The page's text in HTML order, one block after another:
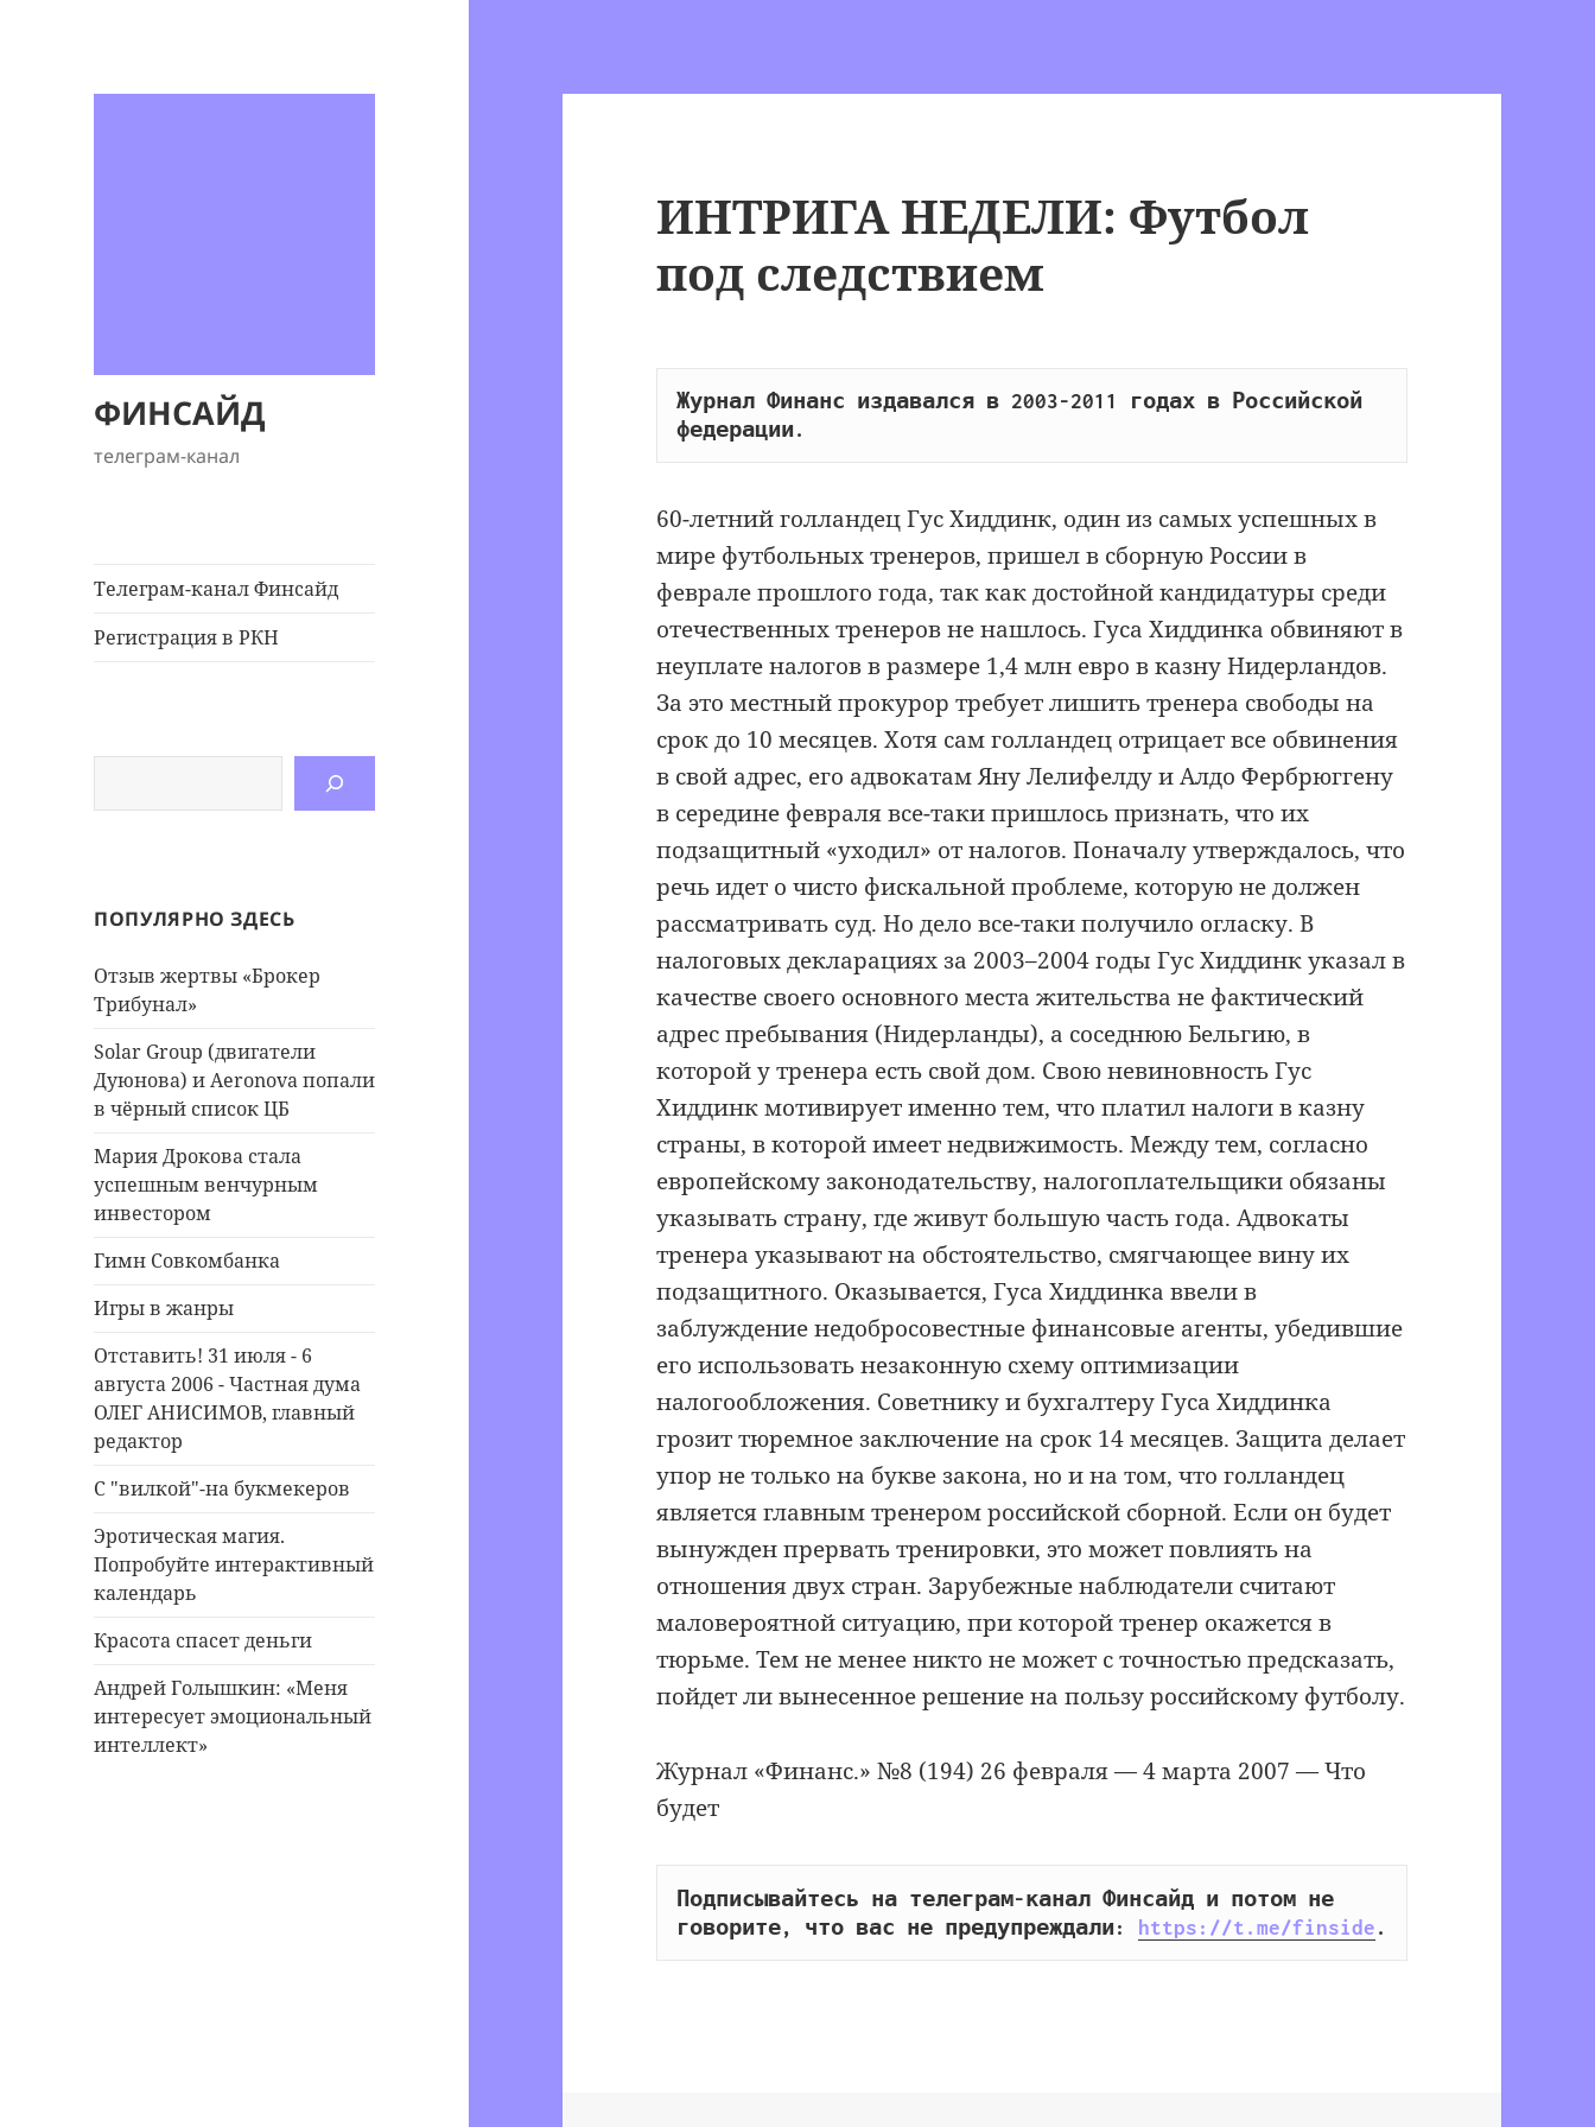
ФИНСАЙД
телеграм-канал
Телеграм-канал Финсайд
Регистрация в РКН
ПОПУЛЯРНО ЗДЕСЬ
Отзыв жертвы «Брокер
Трибунал»
Solar Group (двигатели
Дуюнова) и Aeronova попали
в чёрный список ЦБ
Мария Дрокова стала
успешным венчурным
инвестором
Гимн Совкомбанка
Игры в жанры
Отставить! 31 июля - 6
августа 2006 - Частная дума
ОЛЕГ АНИСИМОВ, главный
редактор
С "вилкой"-на букмекеров
Эротическая магия.
Попробуйте интерактивный
календарь
Красота спасет деньги
Андрей Голышкин: «Меня
интересует эмоциональный
интеллект»
ИНТРИГА НЕДЕЛИ: Футбол
под следствием
Журнал Финанс издавался в 2003-2011 годах в Российской
федерации.
60-летний голландец Гус Хиддинк, один из самых успешных в
мире футбольных тренеров, пришел в сборную России в
феврале прошлого года, так как достойной кандидатуры среди
отечественных тренеров не нашлось. Гуса Хиддинка обвиняют в
неуплате налогов в размере 1,4 млн евро в казну Нидерландов.
За это местный прокурор требует лишить тренера свободы на
срок до 10 месяцев. Хотя сам голландец отрицает все обвинения
в свой адрес, его адвокатам Яну Лелифелду и Алдо Фербрюггену
в середине февраля все-таки пришлось признать, что их
подзащитный «уходил» от налогов. Поначалу утверждалось, что
речь идет о чисто фискальной проблеме, которую не должен
рассматривать суд. Но дело все-таки получило огласку. В
налоговых декларациях за 2003–2004 годы Гус Хиддинк указал в
качестве своего основного места жительства не фактический
адрес пребывания (Нидерланды), а соседнюю Бельгию, в
которой у тренера есть свой дом. Свою невиновность Гус
Хиддинк мотивирует именно тем, что платил налоги в казну
страны, в которой имеет недвижимость. Между тем, согласно
европейскому законодательству, налогоплательщики обязаны
указывать страну, где живут большую часть года. Адвокаты
тренера указывают на обстоятельство, смягчающее вину их
подзащитного. Оказывается, Гуса Хиддинка ввели в
заблуждение недобросовестные финансовые агенты, убедившие
его использовать незаконную схему оптимизации
налогообложения. Советнику и бухгалтеру Гуса Хиддинка
грозит тюремное заключение на срок 14 месяцев. Защита делает
упор не только на букве закона, но и на том, что голландец
является главным тренером российской сборной. Если он будет
вынужден прервать тренировки, это может повлиять на
отношения двух стран. Зарубежные наблюдатели считают
маловероятной ситуацию, при которой тренер окажется в
тюрьме. Тем не менее никто не может с точностью предсказать,
пойдет ли вынесенное решение на пользу российскому футболу.
Журнал «Финанс.» №8 (194) 26 февраля — 4 марта 2007 — Что
будет
Подписывайтесь на телеграм-канал Финсайд и потом не
говорите, что вас не предупреждали: https://t.me/finside .